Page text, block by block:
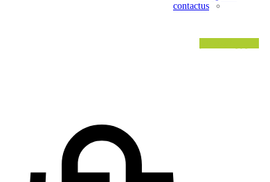
contactus